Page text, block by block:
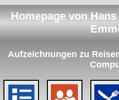
Homepage von
Aufzeichnungen zu